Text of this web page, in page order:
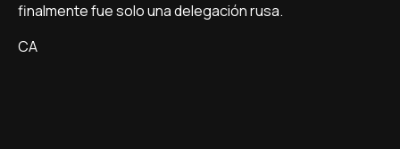
finalmente fue solo una delegación rusa.
CA